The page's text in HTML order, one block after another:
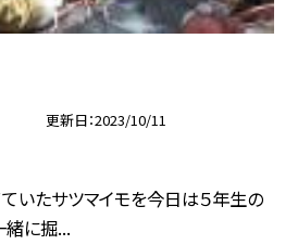
更新日 2023/10/11
いたサツマイモを今日は５年生の
緒に掘...